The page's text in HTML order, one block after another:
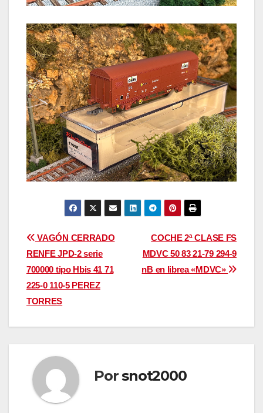
Navegación
de
entradas
COCHE 2ª CLASE FS
MDVC 50 83 21-79 294-9
nB en librea «MDVC»
VAGÓN CERRADO
RENFE JPD-2 serie
700000 tipo Hbis 41 71
225-0 110-5 PEREZ
TORRES
Porsnot2000